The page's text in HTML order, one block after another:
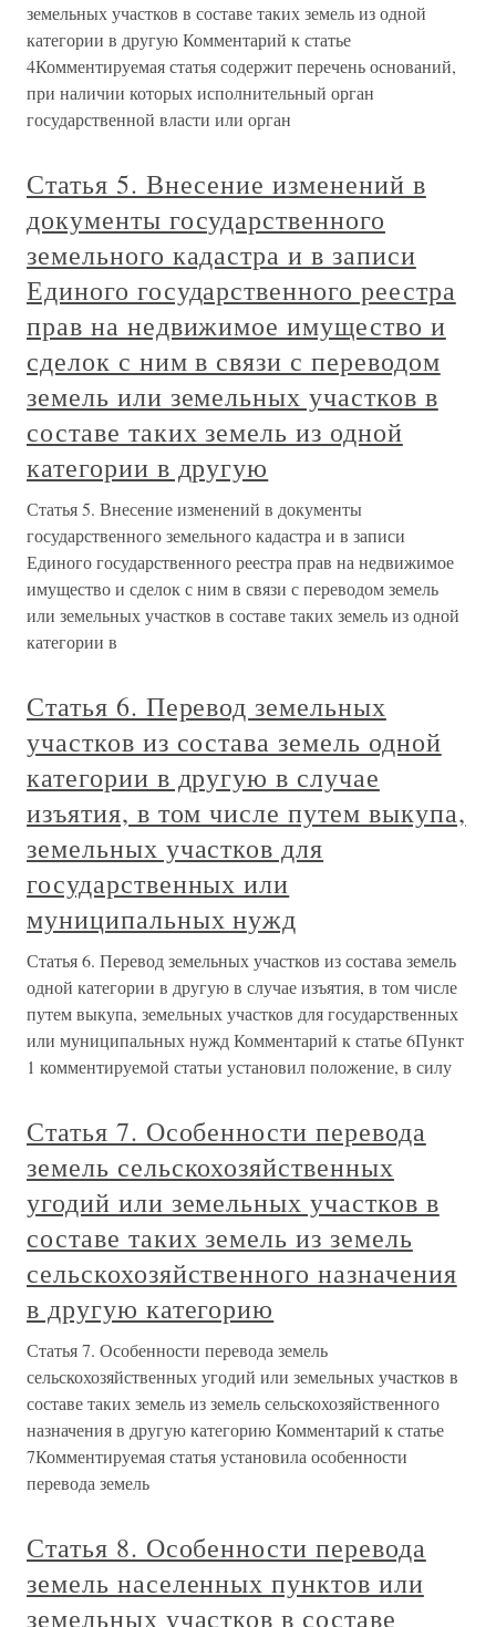
земельных участков в составе таких земель из одной
категории в другую Комментарий к статье
4Комментируемая статья содержит перечень оснований,
при наличии которых исполнительный орган
государственной власти или орган
Статья 5. Внесение изменений в
документы государственного
земельного кадастра и в записи
Единого государственного реестра
прав на недвижимое имущество и
сделок с ним в связи с переводом
земель или земельных участков в
составе таких земель из одной
категории в другую
Статья 5. Внесение изменений в документы
государственного земельного кадастра и в записи
Единого государственного реестра прав на недвижимое
имущество и сделок с ним в связи с переводом земель
или земельных участков в составе таких земель из одной
категории в
Статья 6. Перевод земельных
участков из состава земель одной
категории в другую в случае
изъятия, в том числе путем выкупа,
земельных участков для
государственных или
муниципальных нужд
Статья 6. Перевод земельных участков из состава земель
одной категории в другую в случае изъятия, в том числе
путем выкупа, земельных участков для государственных
или муниципальных нужд Комментарий к статье 6Пункт
1 комментируемой статьи установил положение, в силу
Статья 7. Особенности перевода
земель сельскохозяйственных
угодий или земельных участков в
составе таких земель из земель
сельскохозяйственного назначения
в другую категорию
Статья 7. Особенности перевода земель
сельскохозяйственных угодий или земельных участков в
составе таких земель из земель сельскохозяйственного
назначения в другую категорию Комментарий к статье
7Комментируемая статья установила особенности
перевода земель
Статья 8. Особенности перевода
земель населенных пунктов или
земельных участков в составе